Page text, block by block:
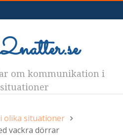
om kommunikation i
olika situationer
vackra dörrar